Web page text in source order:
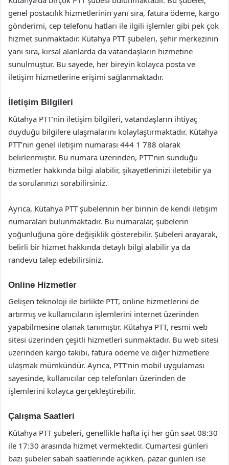
genel postacılık hizmetlerinin yanı sıra, fatura ödeme, kargo
gönderimi, cep telefonu hatları ile ilgili işlemler gibi pek çok
hizmet sunmaktadır. Kütahya PTT şubeleri, şehir merkezinin
yanı sıra, kırsal alanlarda da vatandaşların hizmetine
sunulmuştur. Bu sayede, her bireyin kolayca posta ve
iletişim hizmetlerine erişimi sağlanmaktadır.
İletişim Bilgileri
Kütahya PTT’nin iletişim bilgileri, vatandaşların ihtiyaç
duyduğu bilgilere ulaşmalarını kolaylaştırmaktadır. Kütahya
PTT’nin genel iletişim numarası 444 1 788 olarak
belirlenmiştir. Bu numara üzerinden, PTT’nin sunduğu
hizmetler hakkında bilgi alabilir, şikayetlerinizi iletebilir ya
da sorularınızı sorabilirsiniz.
Ayrıca, Kütahya PTT şubelerinin her birinin de kendi iletişim
numaraları bulunmaktadır. Bu numaralar, şubelerin
yoğunluğuna göre değişiklik gösterebilir. Şubeleri arayarak,
belirli bir hizmet hakkında detaylı bilgi alabilir ya da
randevu talep edebilirsiniz.
Online Hizmetler
Gelişen teknoloji ile birlikte PTT, online hizmetlerini de
artırmış ve kullanıcıların işlemlerini internet üzerinden
yapabilmesine olanak tanımıştır. Kütahya PTT, resmi web
sitesi üzerinden çeşitli hizmetleri sunmaktadır. Bu web sitesi
üzerinden kargo takibi, fatura ödeme ve diğer hizmetlere
ulaşmak mümkündür. Ayrıca, PTT’nin mobil uygulaması
sayesinde, kullanıcılar cep telefonları üzerinden de
işlemlerini kolayca gerçekleştirebilir.
Çalışma Saatleri
Kütahya PTT şubeleri, genellikle hafta içi her gün saat 08:30
ile 17:30 arasında hizmet vermektedir. Cumartesi günleri
bazı şubeler sabah saatlerinde açıkken, pazar günleri ise